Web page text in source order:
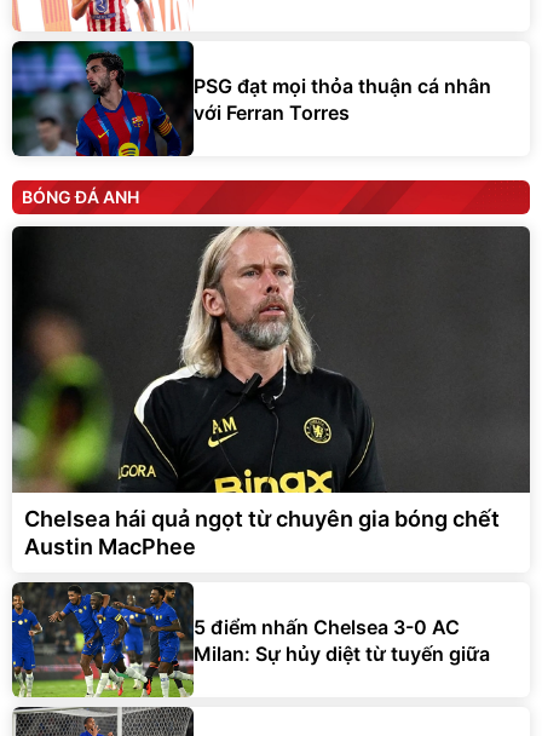
PSG đạt mọi thỏa thuận cá nhân
với Ferran Torres
BÓNG ĐÁ ANH
Chelsea hái quả ngọt từ chuyên gia bóng chết
Austin MacPhee
5 điểm nhấn Chelsea 3-0 AC
Milan: Sự hủy diệt từ tuyến giữa